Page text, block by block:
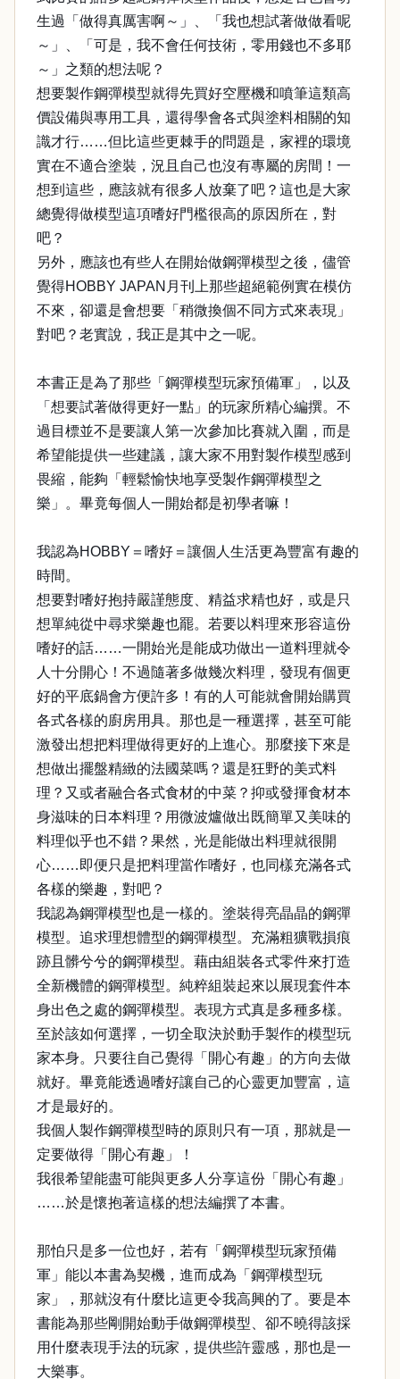
生過「做得真厲害啊～」、「我也想試著做做看呢
～」、「可是，我不會任何技術，零用錢也不多耶
～」之類的想法呢？
想要製作鋼彈模型就得先買好空壓機和噴筆這類高
價設備與專用工具，還得學會各式與塗料相關的知
識才行……但比這些更棘手的問題是，家裡的環境
實在不適合塗裝，況且自己也沒有專屬的房間！一
想到這些，應該就有很多人放棄了吧？這也是大家
總覺得做模型這項嗜好門檻很高的原因所在，對
吧？
另外，應該也有些人在開始做鋼彈模型之後，儘管
覺得HOBBY JAPAN月刊上那些超絕範例實在模仿
不來，卻還是會想要「稍微換個不同方式來表現」
對吧？老實說，我正是其中之一呢。
本書正是為了那些「鋼彈模型玩家預備軍」，以及
「想要試著做得更好一點」的玩家所精心編撰。不
過目標並不是要讓人第一次參加比賽就入圍，而是
希望能提供一些建議，讓大家不用對製作模型感到
畏縮，能夠「輕鬆愉快地享受製作鋼彈模型之
樂」。畢竟每個人一開始都是初學者嘛！
我認為HOBBY＝嗜好＝讓個人生活更為豐富有趣的
時間。
想要對嗜好抱持嚴謹態度、精益求精也好，或是只
想單純從中尋求樂趣也罷。若要以料理來形容這份
嗜好的話……一開始光是能成功做出一道料理就令
人十分開心！不過隨著多做幾次料理，發現有個更
好的平底鍋會方便許多！有的人可能就會開始購買
各式各樣的廚房用具。那也是一種選擇，甚至可能
激發出想把料理做得更好的上進心。那麼接下來是
想做出擺盤精緻的法國菜嗎？還是狂野的美式料
理？又或者融合各式食材的中菜？抑或發揮食材本
身滋味的日本料理？用微波爐做出既簡單又美味的
料理似乎也不錯？果然，光是能做出料理就很開
心……即便只是把料理當作嗜好，也同樣充滿各式
各樣的樂趣，對吧？
我認為鋼彈模型也是一樣的。塗裝得亮晶晶的鋼彈
模型。追求理想體型的鋼彈模型。充滿粗獷戰損痕
跡且髒兮兮的鋼彈模型。藉由組裝各式零件來打造
全新機體的鋼彈模型。純粹組裝起來以展現套件本
身出色之處的鋼彈模型。表現方式真是多種多樣。
至於該如何選擇，一切全取決於動手製作的模型玩
家本身。只要往自己覺得「開心有趣」的方向去做
就好。畢竟能透過嗜好讓自己的心靈更加豐富，這
才是最好的。
我個人製作鋼彈模型時的原則只有一項，那就是一
定要做得「開心有趣」！
我很希望能盡可能與更多人分享這份「開心有趣」
……於是懷抱著這樣的想法編撰了本書。
那怕只是多一位也好，若有「鋼彈模型玩家預備
軍」能以本書為契機，進而成為「鋼彈模型玩
家」，那就沒有什麼比這更令我高興的了。要是本
書能為那些剛開始動手做鋼彈模型、卻不曉得該採
用什麼表現手法的玩家，提供些許靈感，那也是一
大樂事。